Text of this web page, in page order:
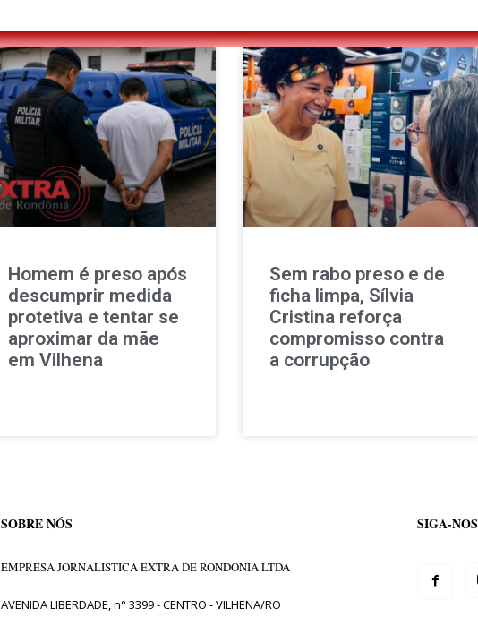
Homem é preso após
descumprir medida
protetiva e tentar se
aproximar da mãe
em Vilhena
Sem rabo preso e de
ficha limpa, Sílvia
Cristina reforça
compromisso contra
a corrupção
SOBRE NÓS
EMPRESA JORNALISTICA EXTRA DE RONDONIA LTDA
AVENIDA LIBERDADE, n° 3399 - CENTRO - VILHENA/RO
SIGA-NOS